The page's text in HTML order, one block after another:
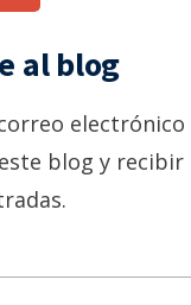
al blog
electrónico
blog y recibir